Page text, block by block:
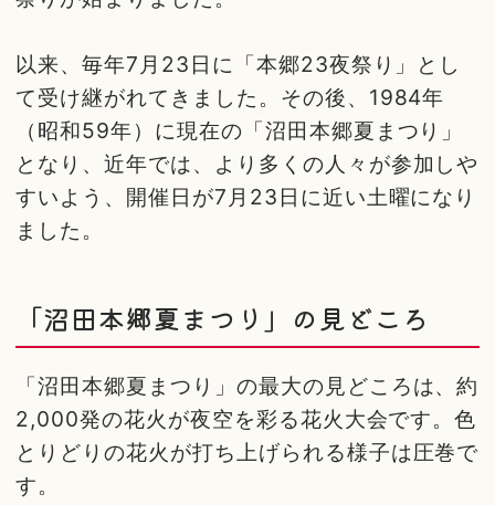
以来、毎年7月23日に「本郷23夜祭り」とし
て受け継がれてきました。その後、1984年
（昭和59年）に現在の「沼田本郷夏まつり」
となり、近年では、より多くの人々が参加しや
すいよう、開催日が7月23日に近い土曜になり
ました。
「沼田本郷夏まつり」の見どころ
「沼田本郷夏まつり」の最大の見どころは、約
2,000発の花火が夜空を彩る花火大会です。色
とりどりの花火が打ち上げられる様子は圧巻で
す。